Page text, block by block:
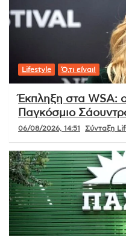
Lifestyle Ό,τι είναι!
Έκπληξη στα WSA:
Παγκόσμιο
06/08/2026, 14:51 Σύνταξη